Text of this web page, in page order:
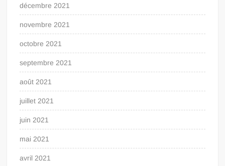
décembre 2021
novembre 2021
octobre 2021
septembre 2021
août 2021
juillet 2021
juin 2021
mai 2021
avril 2021